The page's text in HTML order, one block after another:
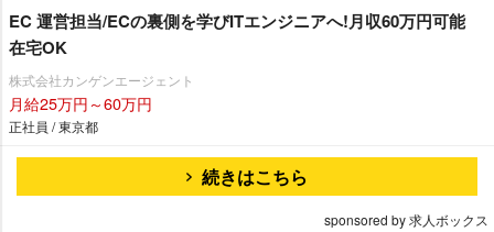
EC 運営担当/ECの裏側を学びITエンジニアへ!月収60万円可能
在宅OK
株式会社カンゲンエージェント
月給25万円～60万円
正社員 / 東京都
続きはこちら
sponsored by 求人ボックス